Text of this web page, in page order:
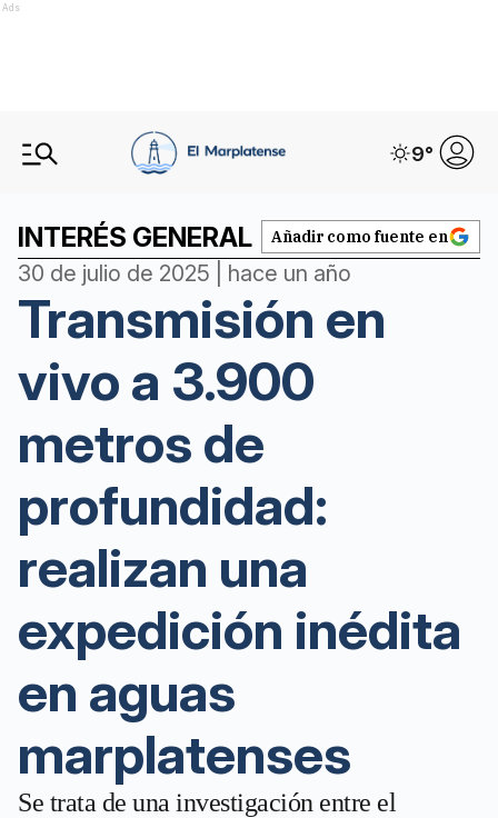
Ads
9°
INTERÉS GENERAL Añadir como fuente en
30 de julio de 2025 | hace un año
Transmisión en
vivo a 3.900
metros de
profundidad:
realizan una
expedición inédita
en aguas
marplatenses
Se trata de una investigación entre el